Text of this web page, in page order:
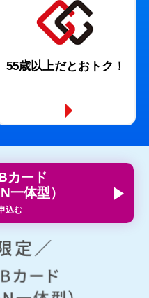
55歳以上だとおトク！
カード
一体型）
込む